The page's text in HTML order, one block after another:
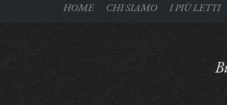
HOME CHI SIAMO I PIÙ LETTI